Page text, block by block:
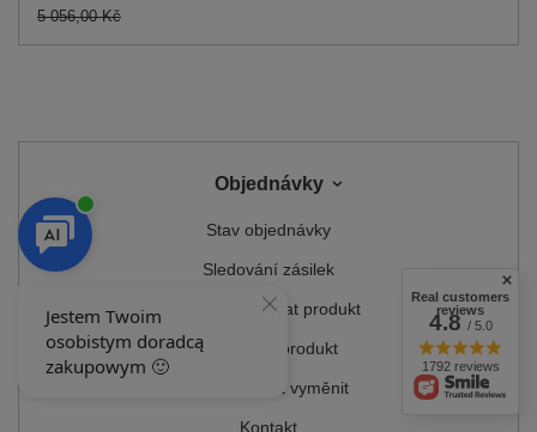
5 056,00 Kč
Objednávky
Stav objednávky
Sledování zásilek
Chci reklamovat produkt
Chci vrátit produkt
Chci produkt vyměnit
Kontakt
Real customers
reviews
4.8/ 5.0
1792 reviews